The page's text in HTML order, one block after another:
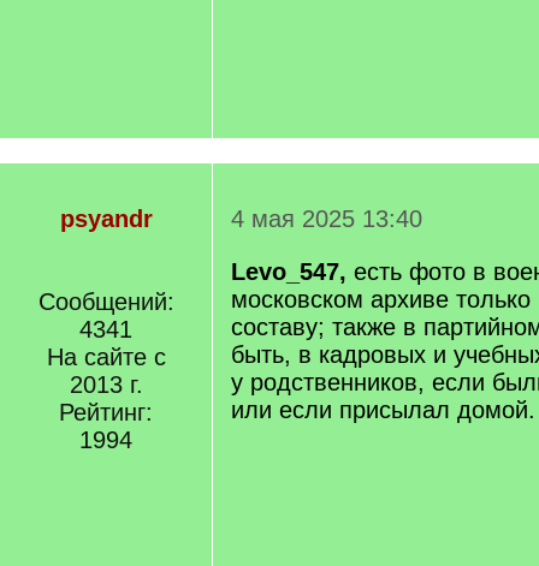
psyandr
Сообщений:
4341
На сайте с
2013 г.
Рейтинг:
1994
4 мая 2025 13:40
Levo_547, есть фото в
московском архиве
составу; также в
быть, в кадровых и
у родственников, если
или если присылал домой.